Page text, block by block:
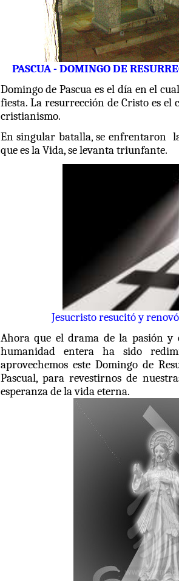
PASCUA - DOMINGO DE
Domingo de Pascua es el día en el
fiesta. La resurrección de Cristo es
cristianismo.
En singular batalla, se enfrentaron
que es la Vida, se levanta triunfante.
Jesucristo resucitó y
Ahora que el drama de la pasión
humanidad entera ha sido
aprovechemos este Domingo de
Pascual, para revestirnos de
esperanza de la vida eterna.